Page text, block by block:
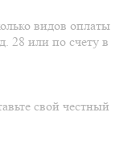
видов оплаты
28 или по счету в
свой честный